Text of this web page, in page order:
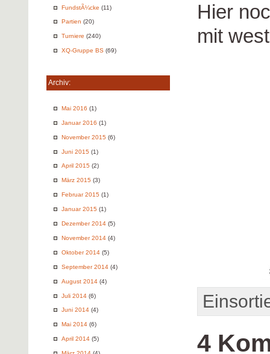
FundstÃ¼cke (11)
Partien (20)
Turniere (240)
XQ-Gruppe BS (69)
Archiv:
Mai 2016 (1)
Januar 2016 (1)
November 2015 (6)
Juni 2015 (1)
April 2015 (2)
März 2015 (3)
Februar 2015 (1)
Januar 2015 (1)
Dezember 2014 (5)
November 2014 (4)
Oktober 2014 (5)
September 2014 (4)
August 2014 (4)
Juli 2014 (6)
Juni 2014 (4)
Mai 2014 (6)
April 2014 (5)
Hier
mit
4